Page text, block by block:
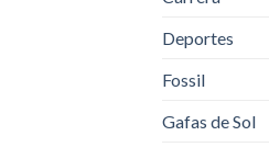
Deportes
Fossil
Gafas de Sol